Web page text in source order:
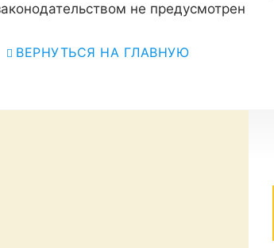
не предусмотрен
ВЕРНУТЬСЯ НА ГЛАВНУЮ